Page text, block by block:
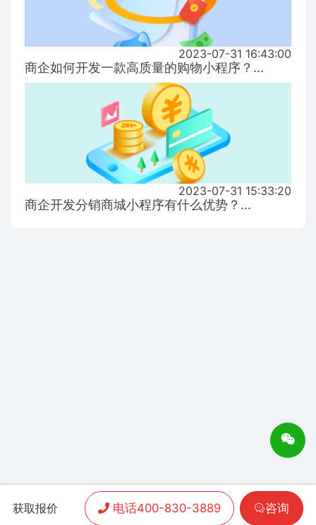
2023-07-31 16:43:00
商企如何开发一款高质量的购物小程序？...
2023-07-31 15:33:20
商企开发分销商城小程序有什么优势？...
获取报价 电话400-830-3889 咨询